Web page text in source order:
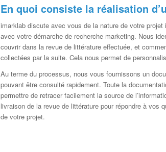
En quoi consiste la réalisation
imarklab discute avec vous de la nature de votre
avec votre démarche de recherche marketing. Nous
couvrir dans la revue de littérature effectuée, et
collectées par la suite. Cela nous permet de
Au terme du processus, nous vous fournissons un
pouvant être consulté rapidement. Toute la
permettre de retracer facilement la source de
livraison de la revue de littérature pour répondre à vos
de votre projet.